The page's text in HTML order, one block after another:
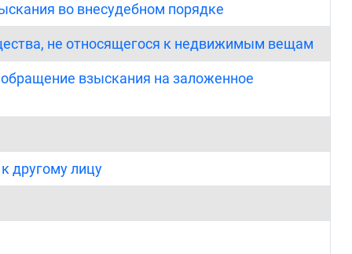
во внесудебном порядке
не относящегося к недвижимым вещам
взыскания на заложенное
другому лицу